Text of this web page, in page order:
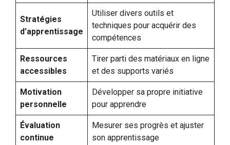
Stratégies
d’apprentissage
Utiliser divers outils et
techniques pour acquérir des
compétences
Ressources
accessibles
Tirer parti des matériaux en ligne
et des supports variés
Motivation
personnelle
Développer sa propre initiative
pour apprendre
Évaluation
continue
Mesurer ses progrès et ajuster
son apprentissage